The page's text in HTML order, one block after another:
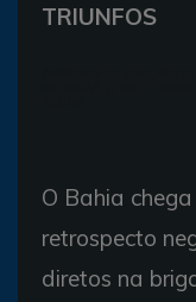
TRIUNFOS
O Bahia
retrospecto
diretos na